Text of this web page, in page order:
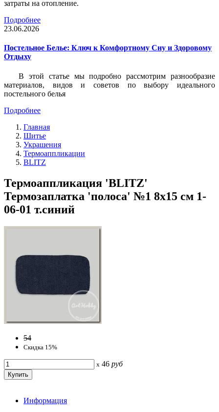
затраты на отопление.
Подробнее
23.06.2026
Постельное Белье: Ключ к Комфортному Сну и Здоровому
Отдыху
В этой статье мы подробно рассмотрим разнообразие
материалов, видов и советов по выбору идеального
постельного белья
Подробнее
Главная
Шитье
Украшения
Термоаппликации
BLITZ
Термоаппликация 'BLITZ'
Термозаплатка 'полоса' №1 8х15 см 1-
06-01 т.синий
54
Скидка 15%
x 46 руб
Информация